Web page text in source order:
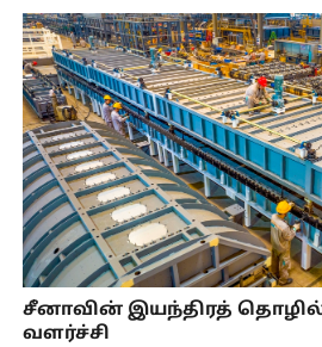
சீனாவின் இயந்திரத்
வளர்ச்சி